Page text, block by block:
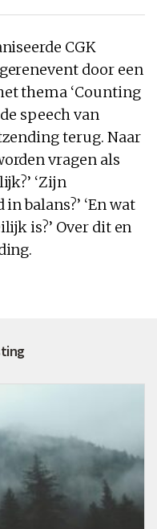
CGK
door een
thema ‘Counting
speech van
terug. Naar
vragen als
‘Zijn
balans?’ ‘En wat
is?’ Over dit en